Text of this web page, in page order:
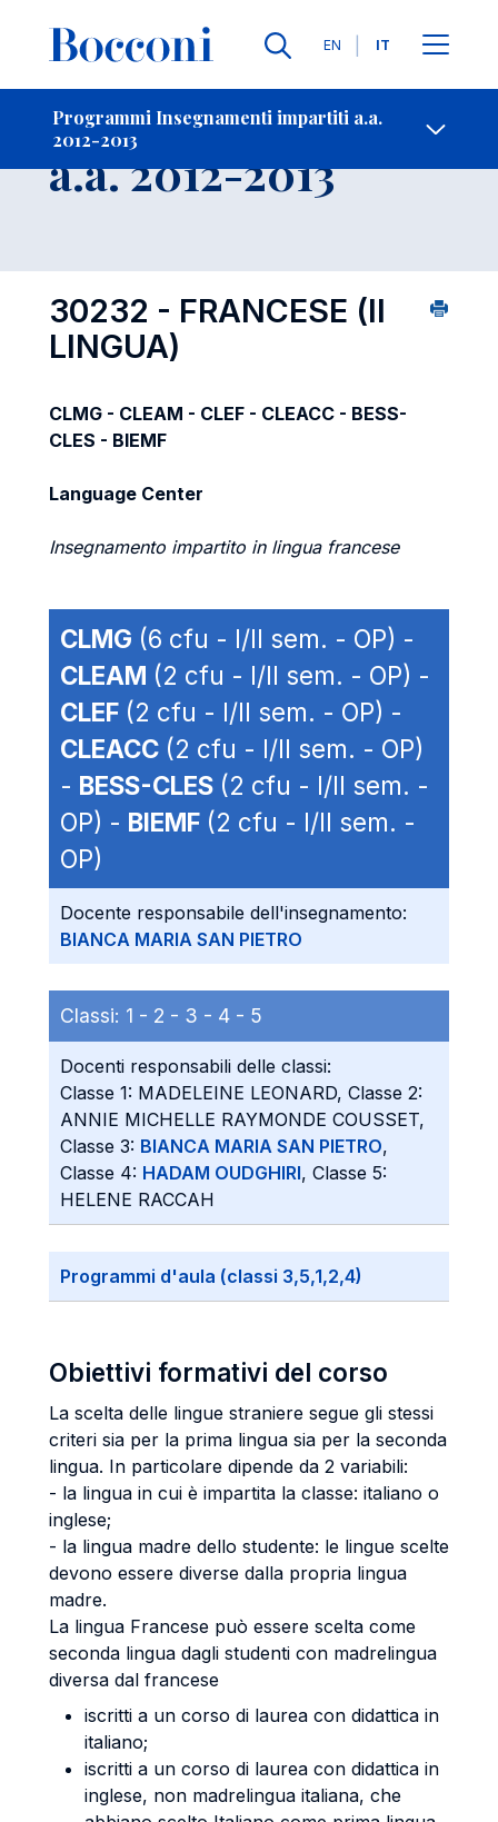
Lingue
EN IT
Programmi Insegnamenti impartiti a.a.
2012-2013
-
Insegnamento
a.a. 2012-2013
30232 - FRANCESE (II
LINGUA)
CLMG - CLEAM - CLEF - CLEACC - BESS-
CLES - BIEMF
Language Center
Insegnamento impartito in lingua francese
CLMG (6 cfu - I/II sem. - OP) -
CLEAM (2 cfu - I/II sem. - OP) -
CLEF (2 cfu - I/II sem. - OP) -
CLEACC (2 cfu - I/II sem. - OP)
- BESS-CLES (2 cfu - I/II sem. -
OP) - BIEMF (2 cfu - I/II sem. -
OP)
Docente responsabile dell'insegnamento:
BIANCA MARIA SAN PIETRO
Classi: 1 - 2 - 3 - 4 - 5
Docenti responsabili delle classi:
Classe 1: MADELEINE LEONARD, Classe 2:
ANNIE MICHELLE RAYMONDE COUSSET,
Classe 3: BIANCA MARIA SAN PIETRO,
Classe 4: HADAM OUDGHIRI, Classe 5:
HELENE RACCAH
Programmi d'aula (classi 3,5,1,2,4)
Obiettivi formativi del corso
La scelta delle lingue straniere segue gli stessi
criteri sia per la prima lingua sia per la seconda
lingua. In particolare dipende da 2 variabili:
- la lingua in cui è impartita la classe: italiano o
inglese;
- la lingua madre dello studente: le lingue scelte
devono essere diverse dalla propria lingua
madre.
La lingua Francese può essere scelta come
seconda lingua dagli studenti con madrelingua
diversa dal francese
iscritti a un corso di laurea con didattica in
italiano;
iscritti a un corso di laurea con didattica in
inglese, non madrelingua italiana, che